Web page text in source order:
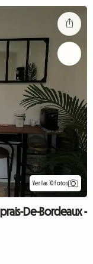
Ver las 10 fotos
De-Bordeaux -